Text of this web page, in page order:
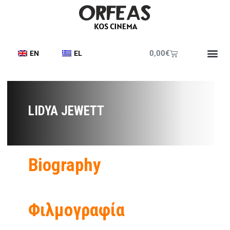
EN EL 0,00€
LIDYA JEWETT
Biography
Φιλμογραφία